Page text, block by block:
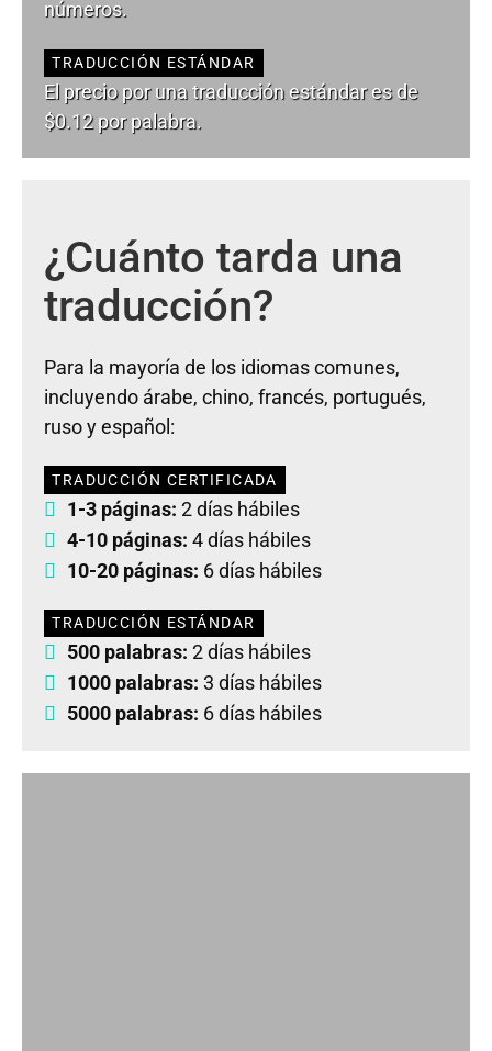
números.
TRADUCCIÓN ESTÁNDAR
El precio por una traducción estándar es de
$0.12 por palabra.
¿Cuánto tarda una
traducción?
Para la mayoría de los idiomas comunes,
incluyendo árabe, chino, francés, portugués,
ruso y español:
TRADUCCIÓN CERTIFICADA
1-3 páginas: 2 días hábiles
4-10 páginas: 4 días hábiles
10-20 páginas: 6 días hábiles
TRADUCCIÓN ESTÁNDAR
500 palabras: 2 días hábiles
1000 palabras: 3 días hábiles
5000 palabras: 6 días hábiles